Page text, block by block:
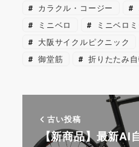
k
y s
カラクル・コージー
ミニベロ
ミニベロ
大阪サイクルピクニック
御堂筋
折りたたみ
古い投稿
【新商品】最新AI